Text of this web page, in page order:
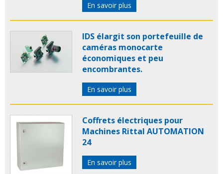
En savoir plus
IDS élargit son portefeuille de
caméras monocarte
économiques et peu
encombrantes.
En savoir plus
Coffrets électriques pour
Machines Rittal AUTOMATION
24
En savoir plus